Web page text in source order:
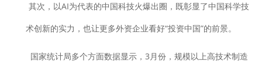
其次，以AI为代表的中国科技火爆出圈，既彰显了中国科学技
术创新的实力，也让更多外资企业看好“投资中国”的前景。
国家统计局多个方面数据显示，3月份，规模以上高技术制造